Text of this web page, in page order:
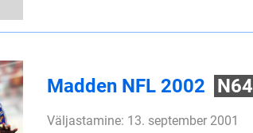
Madden NFL 2002 N64
Väljastamine: 13. september 2001